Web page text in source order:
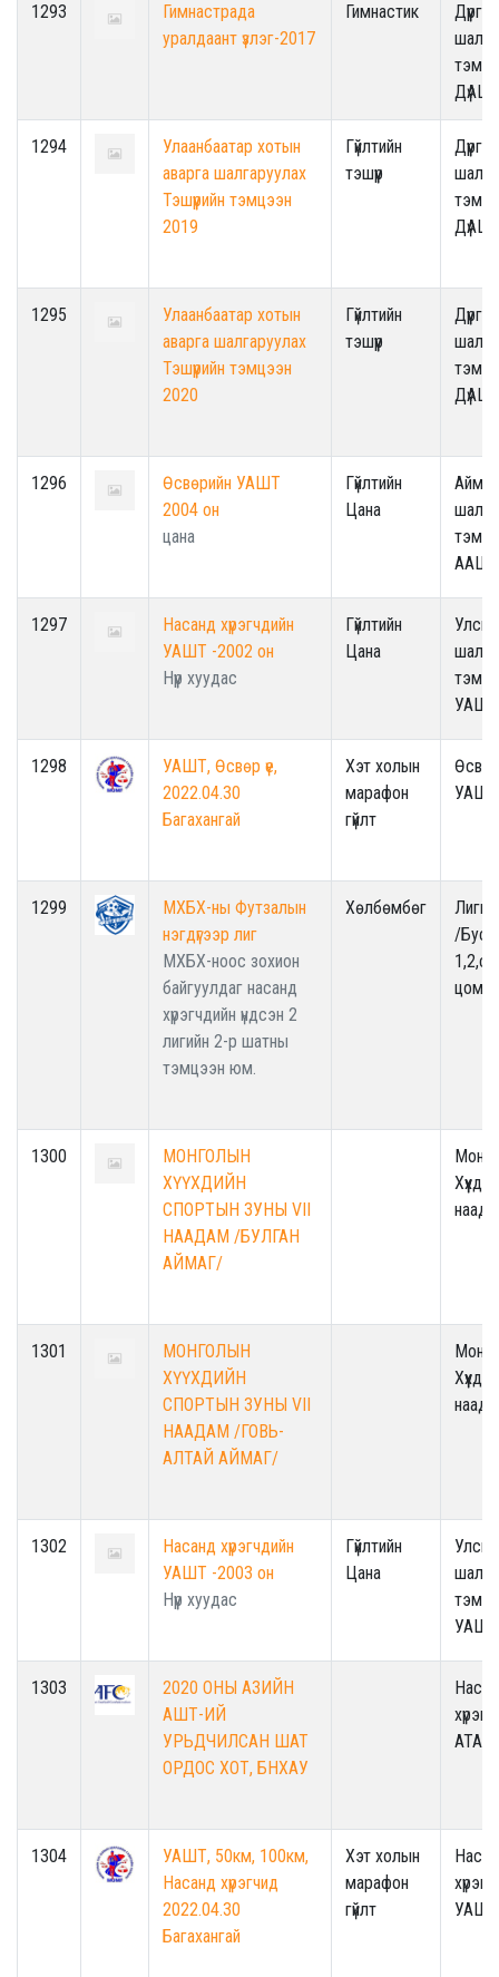
1293
Гимнастрада
уралдаант үзлэг-2017
Гимнастик
1294
Улаанбаатар хотын
аварга шалгаруулах
Тэшүүрийн тэмцээн
2019
Гүйлтийн
тэшүүр
1295
Улаанбаатар хотын
аварга шалгаруулах
Тэшүүрийн тэмцээн
2020
Гүйлтийн
тэшүүр
1296
Өсвөрийн УАШТ
2004 он
цана
Гүйлтийн
Цана
ААШТ
1297
Насанд хүрэгчдийн
УАШТ -2002 он
Нүүр хуудас
Гүйлтийн
Цана
УАШТ
1298
УАШТ, Өсвөр үе,
2022.04.30
Багахангай
Хэт холын
марафон
гүйлт
УАШТ
1299
МХБХ-ны Футзалын
нэгдүгээр лиг
МХБХ-ноос зохион
байгуулдаг насанд
хүрэгчдийн үндсэн 2
лигийн 2-р шатны
тэмцээн юм.
Хөлбөмбөг
/
цом/
1300
МОНГОЛЫН
ХҮҮХДИЙН
СПОРТЫН ЗУНЫ VII
НААДАМ /БУЛГАН
АЙМАГ/
1301
МОНГОЛЫН
ХҮҮХДИЙН
СПОРТЫН ЗУНЫ VII
НААДАМ /ГОВЬ-
АЛТАЙ АЙМАГ/
1302
Насанд хүрэгчдийн
УАШТ -2003 он
Нүүр хуудас
Гүйлтийн
Цана
УАШТ
1303
2020 ОНЫ АЗИЙН
АШТ-ИЙ
УРЬДЧИЛСАН ШАТ
ОРДОС ХОТ, БНХАУ
1304
УАШТ, 50км, 100км,
Насанд хүрэгчид
2022.04.30
Багахангай
Хэт холын
марафон
гүйлт
УАШТ